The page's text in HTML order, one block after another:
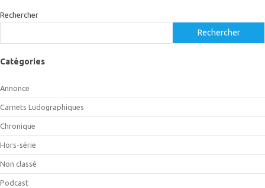
Rechercher
Rechercher
Catégories
Annonce
Carnets Ludographiques
Chronique
Hors-série
Non classé
Podcast